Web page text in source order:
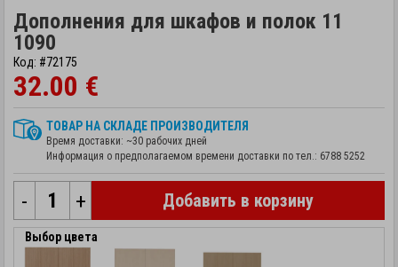
Дополнения для шкафов и полок 11
1090
Код: #72175
32.00 €
ТОВАР НА СКЛАДЕ ПРОИЗВОДИТЕЛЯ
Время доставки: ~30 рабочих дней
Информация о предполагаемом времени доставки по тел.: 6788 5252
- + Добавить в корзину
Выбор цвета